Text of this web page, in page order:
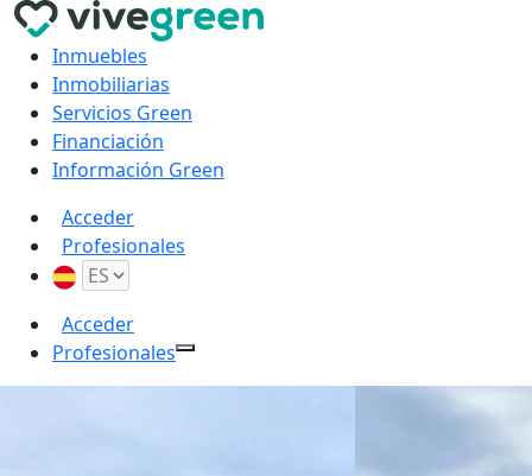
Inmuebles
Inmobiliarias
Servicios Green
Financiación
Información Green
Acceder
Profesionales
Acceder
Profesionales